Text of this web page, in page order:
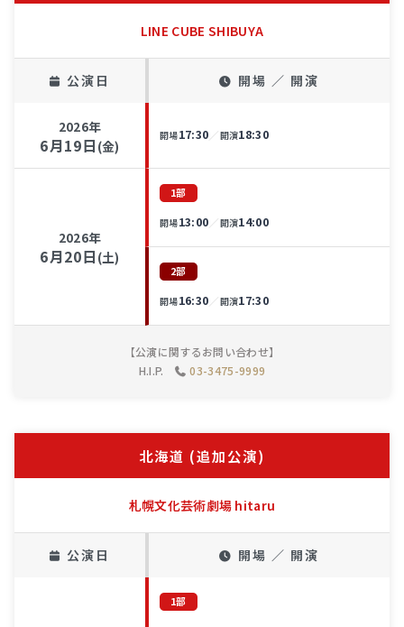
LINE CUBE SHIBUYA
公演日 開場 ／ 開演
2026年
6月19日 (金)
開場17:30 開演18:30
2026年
6月20日 (土)
1部
開場13:00 開演14:00
2部
開場16:30 開演17:30
【公演に関するお問い合わせ】
H.I.P.
03-3475-9999
北海道 (追加公演)
札幌文化芸術劇場 hitaru
公演日 開場 ／ 開演
1部